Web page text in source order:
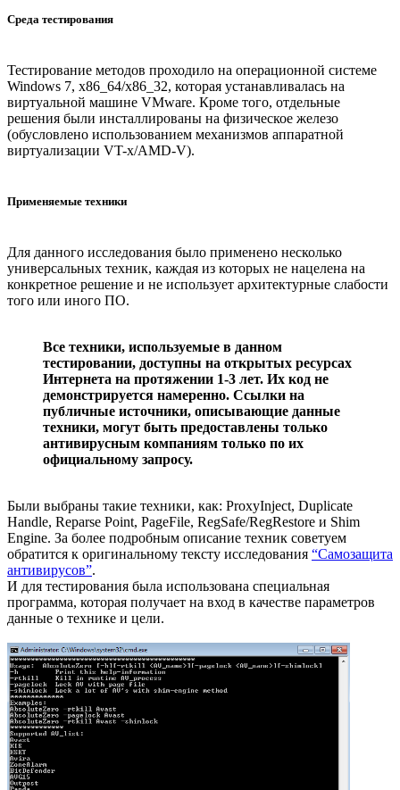
Среда тестирования
Тестирование методов проходило на операционной системе
Windows 7, x86_64/x86_32, которая устанавливалась на
виртуальной машине VMware. Кроме того, отдельные
решения были инсталлированы на физическое железо
(обусловлено использованием механизмов аппаратной
виртуализации VT-x/AMD-V).
Применяемые техники
Для данного исследования было применено несколько
универсальных техник, каждая из которых не нацелена на
конкретное решение и не использует архитектурные слабости
того или иного ПО.
Все техники, используемые в данном
тестировании, доступны на открытых ресурсах
Интернета на протяжении 1-3 лет. Их код не
демонстрируется намеренно. Ссылки на
публичные источники, описывающие данные
техники, могут быть предоставлены только
антивирусным компаниям только по их
официальному запросу.
Были выбраны такие техники, как: ProxyInject, Duplicate
Handle, Reparse Point, PageFile, RegSafe/RegRestore и Shim
Engine. За более подробным описание техник советуем
обратится к оригинальному тексту исследования “Самозащита
антивирусов”.
И для тестирования была использована специальная
программа, которая получает на вход в качестве параметров
данные о технике и цели.